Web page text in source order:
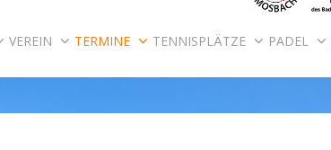
VEREIN TERMINE TENNISPLÄTZE PADEL